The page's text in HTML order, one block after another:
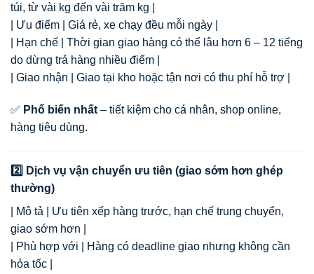
túi, từ vài kg đến vài trăm kg |
| Ưu điểm | Giá rẻ, xe chạy đều mỗi ngày |
| Hạn chế | Thời gian giao hàng có thể lâu hơn 6 – 12 tiếng
do dừng trả hàng nhiều điểm |
| Giao nhận | Giao tại kho hoặc tận nơi có thu phí hỗ trợ |
✅ Phổ biến nhất – tiết kiệm cho cá nhân, shop online,
hàng tiêu dùng.
2️⃣ Dịch vụ vận chuyển ưu tiên (giao sớm hơn ghép
thường)
| Mô tả | Ưu tiên xếp hàng trước, hạn chế trung chuyển,
giao sớm hơn |
| Phù hợp với | Hàng có deadline giao nhưng không cần
hỏa tốc |